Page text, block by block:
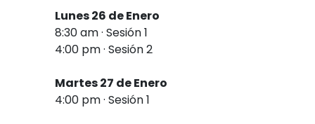
Lunes 26 de Enero
8:30 am · Sesión 1
4:00 pm · Sesión 2
Martes 27 de Enero
4:00 pm · Sesión 1